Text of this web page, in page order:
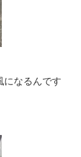
になるんです